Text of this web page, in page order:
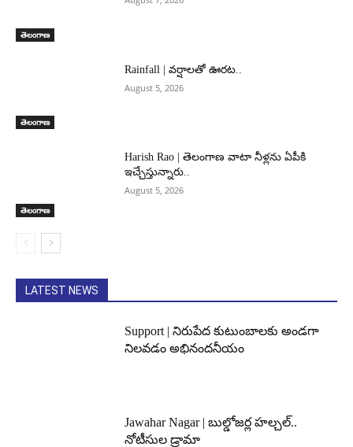
తెలంగాణ
తెలంగాణ
Rainfall | వర్షాలతో ఊరట..
August 5, 2026
తెలంగాణ
Harish Rao | తెలంగాణ వాటా నీళ్లను ఏపీకి
ఇచ్చేస్తున్నారు..
August 5, 2026
LATEST NEWS
Support | నిరుపేద కుటుంబాలకు అండగా
నిలవడం అభినందనీయం
Jawahar Nagar | బుల్డోజర్ల హల్చల్..
నోటీసుల డ్రామా